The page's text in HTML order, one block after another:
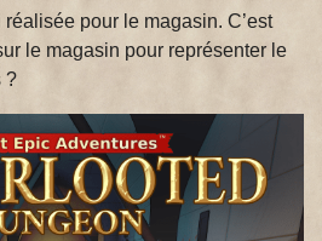
pour le magasin. C’est
le magasin pour représenter le
?